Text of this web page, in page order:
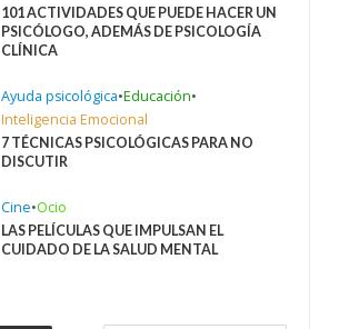
101 ACTIVIDADES QUE PUEDE HACER UN
PSICÓLOGO, ADEMÁS DE PSICOLOGÍA
CLÍNICA
Ayuda psicológica•Educación•
Inteligencia Emocional
7 TÉCNICAS PSICOLÓGICAS PARA NO
DISCUTIR
Cine•Ocio
LAS PELÍCULAS QUE IMPULSAN EL
CUIDADO DE LA SALUD MENTAL